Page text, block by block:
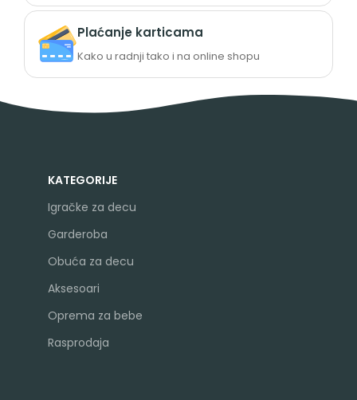
Plaćanje karticama
Kako u radnji tako i na online shopu
KATEGORIJE
Igračke za decu
Garderoba
Obuća za decu
Aksesoari
Oprema za bebe
Rasprodaja